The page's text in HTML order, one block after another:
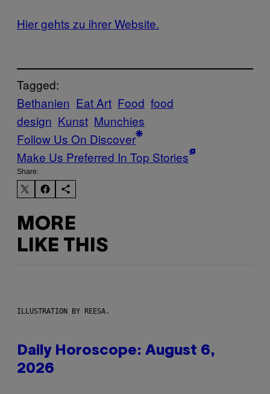
Hier gehts zu ihrer Website.
Tagged:
Bethanien Eat Art Food food
design Kunst Munchies
Follow Us On Discover
Make Us Preferred In Top Stories
Share:
MORE
LIKE THIS
ILLUSTRATION BY REESA.
Daily Horoscope: August 6,
2026